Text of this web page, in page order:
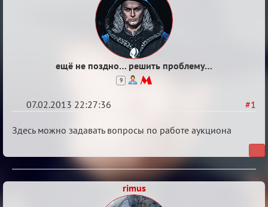
ещё не поздно… решить проблему…
9
#1
07.02.2013 22:27:36
Вопросы
Здесь можно задавать вопросы по работе аукциона
rimus